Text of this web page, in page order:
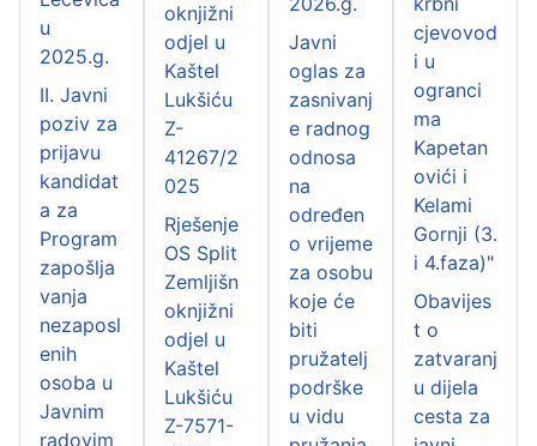
u
2025.g.
II. Javni
poziv za
prijavu
kandidat
a za
Program
zapošlja
vanja
nezaposl
enih
osoba u
Javnim
radovim
oknjižni
odjel u
Kaštel
Lukšiću
Z-
41267/2
025
Rješenje
OS Split
Zemljišn
oknjižni
odjel u
Kaštel
Lukšiću
Z-7571-
Javni
oglas za
zasnivanj
e radnog
odnosa
na
određen
o vrijeme
za osobu
koje će
biti
pružatelj
podrške
u vidu
cjevovod
i u
ogranci
ma
Kapetan
ovići i
Kelami
Gornji (3.
i 4.faza)"
Obavijes
t o
zatvaranj
u dijela
cesta za